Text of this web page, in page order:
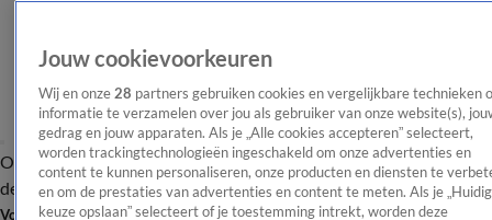
OverzichtAfleveringen Entertainment TV Algemeen
Tip
de redactieNieuwsbrief
Volg Shownieuws
Jouw cookievoorkeuren
Wij en onze 28 partners gebruiken cookies en vergelijkbare technieken
informatie te verzamelen over jou als gebruiker van onze website(s),
gedrag en jouw apparaten. Als je „Alle cookies accepteren” selecteert,
worden trackingtechnologieën ingeschakeld om onze advertenties en
content te kunnen personaliseren, onze producten en diensten te
en om de prestaties van advertenties en content te meten. Als je
keuze opslaan” selecteert of je toestemming intrekt, worden deze